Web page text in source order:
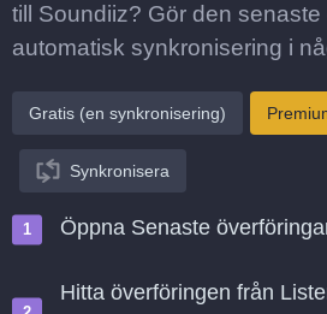
till Soundiiz? Gör den
automatisk synkronisering i
Gratis (en synkronisering)
Synkronisera
Öppna Senaste
Hitta överföringen från